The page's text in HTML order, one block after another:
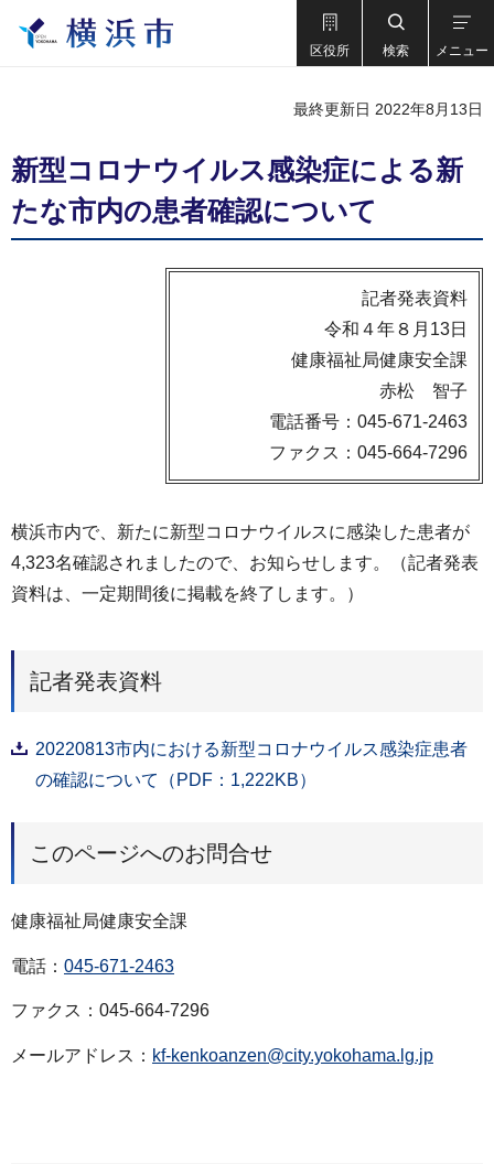
区役所 検索 メニュー
最終更新日 2022年8月13日
新型コロナウイルス感染症による新
たな市内の患者確認について
記者発表資料
令和４年８月13日
健康福祉局健康安全課
赤松 智子
電話番号：045-671-2463
ファクス：045-664-7296
横浜市内で、新たに新型コロナウイルスに感染した患者が
4,323名確認されましたので、お知らせします。（記者発表
資料は、一定期間後に掲載を終了します。）
記者発表資料
20220813市内における新型コロナウイルス感染症患者
の確認について（PDF：1,222KB）
このページへのお問合せ
健康福祉局健康安全課
電話： 045-671-2463
ファクス：045-664-7296
メールアドレス： kf-kenkoanzen@city.yokohama.lg.jp